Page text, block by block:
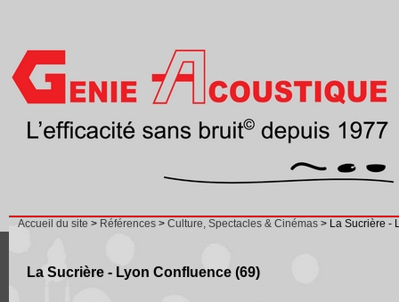
Accueil du site > Références > Culture, Spectacles & Cinémas > La Sucrière -
La Sucrière - Lyon Confluence (69)